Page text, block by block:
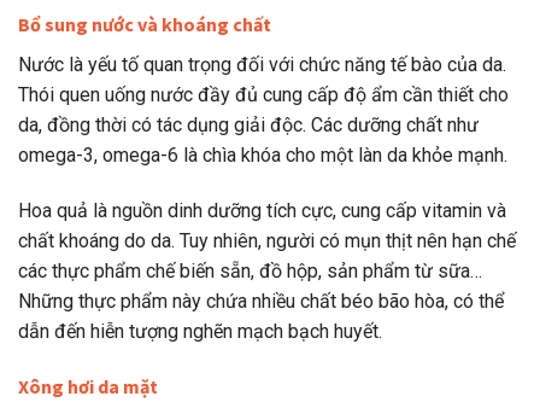
Bổ sung nước và khoáng chất
Nước là yếu tố quan trọng đối với chức năng tế bào của da.
Thói quen uống nước đầy đủ cung cấp độ ẩm cần thiết cho
da, đồng thời có tác dụng giải độc. Các dưỡng chất như
omega-3, omega-6 là chìa khóa cho một làn da khỏe mạnh.
Hoa quả là nguồn dinh dưỡng tích cực, cung cấp vitamin và
chất khoáng do da. Tuy nhiên, người có mụn thịt nên hạn chế
các thực phẩm chế biến sẵn, đồ hộp, sản phẩm từ sữa…
Những thực phẩm này chứa nhiều chất béo bão hòa, có thể
dẫn đến hiễn tượng nghẽn mạch bạch huyết.
Xông hơi da mặt